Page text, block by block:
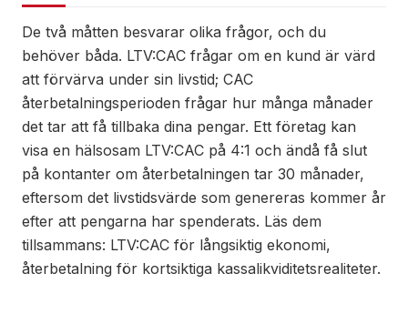
De två måtten besvarar olika frågor, och du
behöver båda. LTV:CAC frågar om en kund är värd
att förvärva under sin livstid; CAC
återbetalningsperioden frågar hur många månader
det tar att få tillbaka dina pengar. Ett företag kan
visa en hälsosam LTV:CAC på 4:1 och ändå få slut
på kontanter om återbetalningen tar 30 månader,
eftersom det livstidsvärde som genereras kommer år
efter att pengarna har spenderats. Läs dem
tillsammans: LTV:CAC för långsiktig ekonomi,
återbetalning för kortsiktiga kassalikviditetsrealiteter.